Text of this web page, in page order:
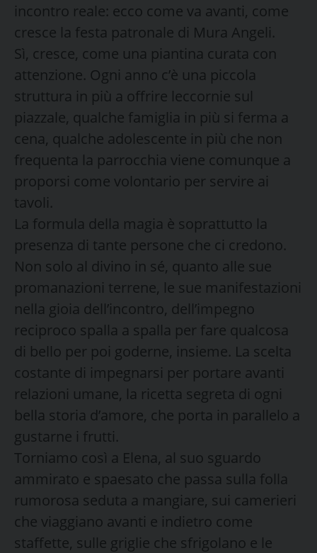
incontro reale: ecco come va avanti, come
cresce la festa patronale di Mura Angeli.
Sì, cresce, come una piantina curata con
attenzione. Ogni anno c’è una piccola
struttura in più a offrire leccornie sul
piazzale, qualche famiglia in più si ferma a
cena, qualche adolescente in più che non
frequenta la parrocchia viene comunque a
proporsi come volontario per servire ai
tavoli.
La formula della magia è soprattutto la
presenza di tante persone che ci credono.
Non solo al divino in sé, quanto alle sue
promanazioni terrene, le sue manifestazioni
nella gioia dell’incontro, dell’impegno
reciproco spalla a spalla per fare qualcosa
di bello per poi goderne, insieme. La scelta
costante di impegnarsi per portare avanti
relazioni umane, la ricetta segreta di ogni
bella storia d’amore, che porta in parallelo a
gustarne i frutti.
Torniamo così a Elena, al suo sguardo
ammirato e spaesato che passa sulla folla
rumorosa seduta a mangiare, sui camerieri
che viaggiano avanti e indietro come
staffette, sulle griglie che sfrigolano e le